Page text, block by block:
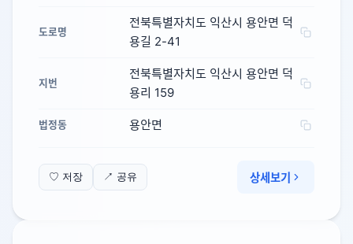
도로명
전북특별자치도 익산시 용안면 덕
용길 2-41
지번
전북특별자치도 익산시 용안면 덕
용리 159
법정동 용안면
♡ 저장 ↗ 공유 상세보기